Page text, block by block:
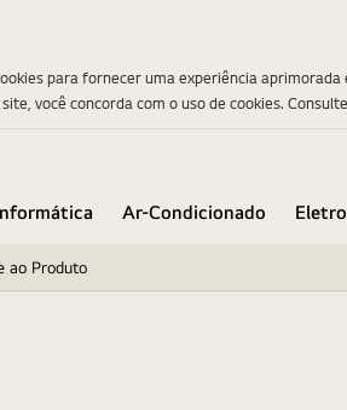
Ar-Condicionado
ao Produto
para fornecer uma experiência
você concorda com o uso de cookies.